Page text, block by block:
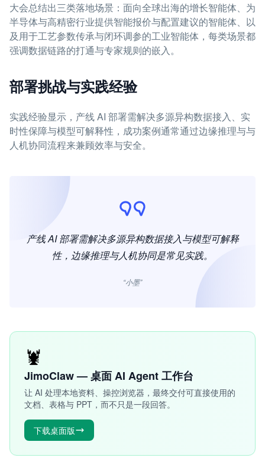
大会总结出三类落地场景：面向全球出海的增长智能体、为
半导体与高精密行业提供智能报价与配置建议的智能体、以
及用于工艺参数传承与闭环调参的工业智能体，每类场景都
强调数据链路的打通与专家规则的嵌入。
部署挑战与实践经验
实践经验显示，产线 AI 部署需解决多源异构数据接入、实
时性保障与模型可解释性，成功案例通常通过边缘推理与与
人机协同流程来兼顾效率与安全。
产线 AI 部署需解决多源异构数据接入与模型可解释
性，边缘推理与人机协同是常见实践。
“小墨”
🦞
JimoClaw — 桌面 AI Agent 工作台
让 AI 处理本地资料、操控浏览器，最终交付可直接使用的
文档、表格与 PPT，而不只是一段回答。
下载桌面版